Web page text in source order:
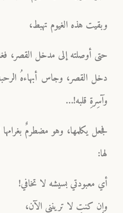
وبقيت هذه الغيوم تهبط،
حتى أوصلته إلى مدخل القصر،
دخل القصر، وجاس أبهاءهُ
وآسِرةِ قلبه!…
فجعل يكلمها، وهو مضطرمٌ بغرامها
لها:
أي معبودتي بسيشه لا تخافي!
وإن كنتِ لا ترينني الآن،